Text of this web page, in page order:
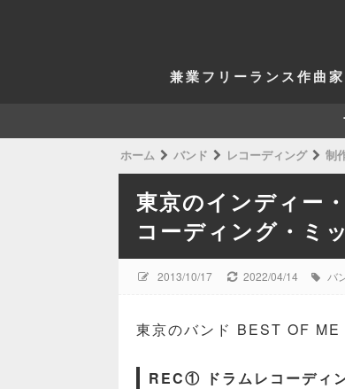
兼業フリーランス作曲
ホーム バンド レコーディング 制
東京のインディー
コーディング・ミ
2013/10/17 2022/04/14 バ
東京のバンド BEST OF ME
REC① ドラムレコーディ